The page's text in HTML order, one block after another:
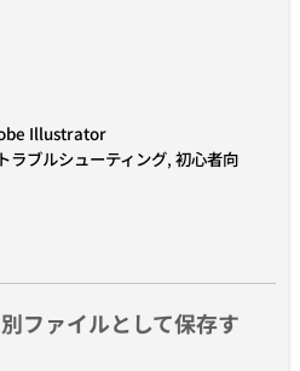
Illustrator
トラブルシューティング, 初心者向
ファイルとして保存す